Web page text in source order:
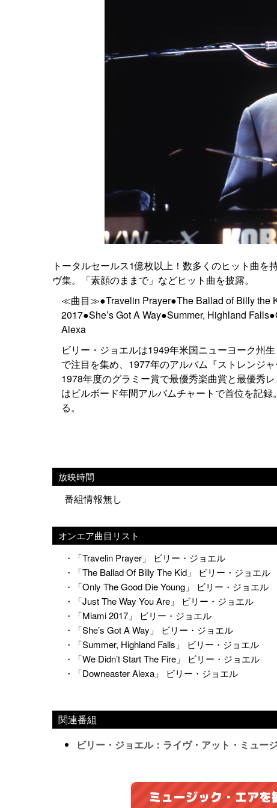
トータルセールス1億枚以上！数多くのヒット曲
ヴ集。「素顔のままで」などヒット曲を披露。
≪曲目≫●Travelin Prayer●The Ballad of Billy the
2017●She’s Got A Way●Summer, Highland
Alexa
ビリー・ジョエルは1949年米国ニューヨーク州
で注目を集め、1977年のアルバム『ストレンジ
1978年度のグラミー賞で最優秀楽曲賞と最優秀
はビルボード年間アルバムチャートで首位を記
る。
放映時間
番組情報無し
オンエア曲目リスト
・「Travelin Prayer」 ビリー・ジョエル
・「The Ballad Of Billy The Kid」 ビリー・ジョエル
・「Only The Good Die Young」 ビリー・ジョエル
・「Just The Way You Are」 ビリー・ジョエル
・「Miami 2017」 ビリー・ジョエル
・「She’s Got A Way」 ビリー・ジョエル
・「Summer, Highland Falls」 ビリー・ジョエル
・「We Didn’t Start The Fire」 ビリー・ジョエル
・「Downeaster Alexa」 ビリー・ジョエル
関連番組
ビリー・ジョエル：ライヴ・アット・ミュー